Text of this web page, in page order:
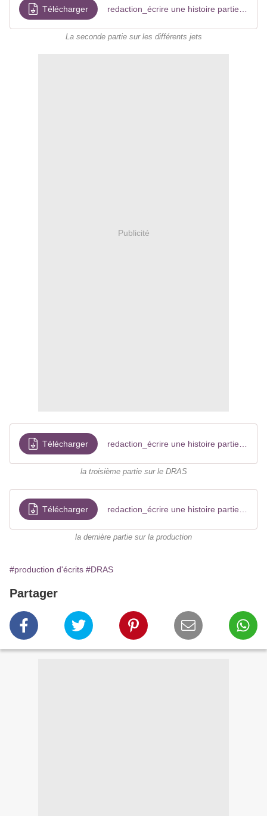
Télécharger
La seconde partie sur les différents jets
Publicité
Télécharger
la troisième partie sur le DRAS
Télécharger
la dernière partie sur la production
#production d'écrits #DRAS
Partager